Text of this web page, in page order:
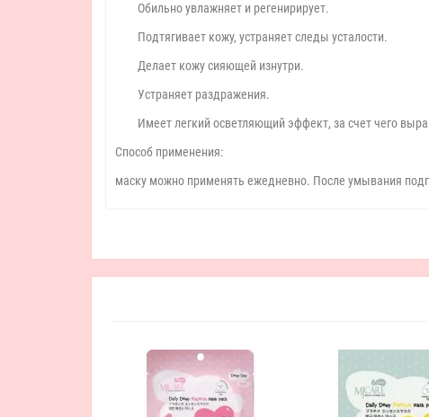
Обильно увлажняет и регенирирует.
Подтягивает кожу, устраняет следы усталости.
Делает кожу сияющей изнутри.
Устраняет раздражения.
Имеет легкий осветляющий эффект, за счет чего
Способ применения:
маску можно применять ежедневно. После умывания